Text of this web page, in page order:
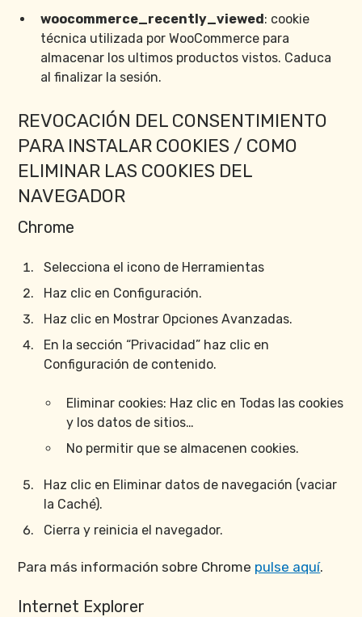
woocommerce_recently_viewed : cookie
técnica utilizada por WooCommerce para
almacenar los ultimos productos vistos. Caduca
al finalizar la sesión.
REVOCACIÓN DEL CONSENTIMIENTO
PARA INSTALAR COOKIES / COMO
ELIMINAR LAS COOKIES DEL
NAVEGADOR
Chrome
Selecciona el icono de Herramientas
Haz clic en Configuración.
Haz clic en Mostrar Opciones Avanzadas.
En la sección “Privacidad” haz clic en
Configuración de contenido.
Eliminar cookies: Haz clic en Todas las cookies
y los datos de sitios…
No permitir que se almacenen cookies.
Haz clic en Eliminar datos de navegación (vaciar
la Caché).
Cierra y reinicia el navegador.
Para más información sobre Chrome pulse aquí.
Internet Explorer